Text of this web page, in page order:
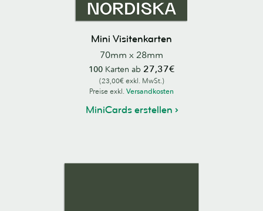
Mini Visitenkarten
70mm x 28mm
100Karten ab 27,37€
(23,00€ exkl. MwSt.)
Preise exkl. Versandkosten
MiniCards erstellen